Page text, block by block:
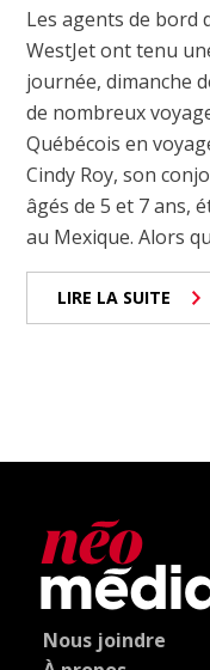
Les agents de bord
WestJet ont tenu
journée, dimanche
de nombreux
Québécois en
Cindy Roy, son
âgés de 5 et 7 ans,
au Mexique. Alors
LIRE LA SUITE
Nous joindre